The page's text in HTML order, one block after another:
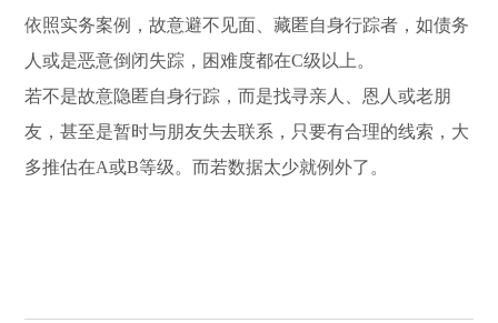
依照实务案例，故意避不见面、藏匿自身行踪者，如债务
人或是恶意倒闭失踪，困难度都在C级以上。
若不是故意隐匿自身行踪，而是找寻亲人、恩人或老朋
友，甚至是暂时与朋友失去联系，只要有合理的线索，大
多推估在A或B等级。而若数据太少就例外了。